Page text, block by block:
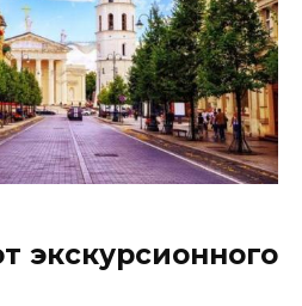
экскурсионного